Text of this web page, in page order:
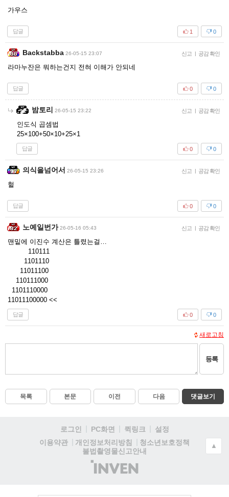
가우스
답글 0
1
Backstabba 26-05-15 23:07 신고 | 공감 확인
라마누잔은 뭐하는건지 전혀 이해가 안되네
답글 0
0
밤토리 26-05-15 23:22 신고 | 공감 확인
인도식 곱셈법
25×100+50×10+25×1
답글 0
0
의식을넘어서 26-05-15 23:26 신고 | 공감 확인
헐
답글 0
0
노예일번가 26-05-16 05:43 신고 | 공감 확인
맨밑에 이진수 계산은 틀렸는걸…
110111
1101110
11011100
110111000
1101110000
11011100000 <<
답글 0
0
새로고침
등록
목록 본문 이전 다음 댓글보기
로그인 PC화면 퀵링크
설정
이용약관
개인정보처리방침
청소년보호정책
불법촬영물신고안내
(주)
인
▲